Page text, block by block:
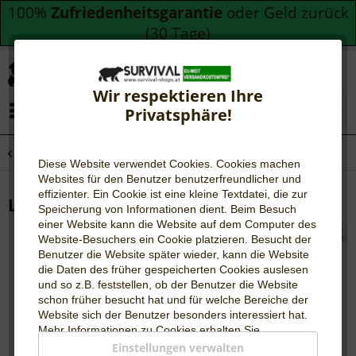
100% Zufriedenheitsgarantie oder Geld zurück
(30 Tage)
Wir respektieren Ihre
Privatsphäre!
Diese Website verwendet Cookies. Cookies machen
Websites für den Benutzer benutzerfreundlicher und
effizienter. Ein Cookie ist eine kleine Textdatei, die zur
Speicherung von Informationen dient. Beim Besuch
einer Website kann die Website auf dem Computer des
Website-Besuchers ein Cookie platzieren. Besucht der
Benutzer die Website später wieder, kann die Website
die Daten des früher gespeicherten Cookies auslesen
und so z.B. feststellen, ob der Benutzer die Website
schon früher besucht hat und für welche Bereiche der
Website sich der Benutzer besonders interessiert hat.
Mehr Informationen zu Cookies erhalten Sie
WIKIPEDIA.
Einstellungen verwalten
Lunchtime Outdoor Paket 10 Tage